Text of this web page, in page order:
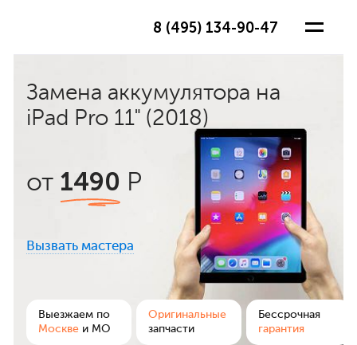
8 (495) 134-90-47
Замена аккумулятора на
iPad Pro 11" (2018)
от 1490 Р
Вызвать мастера
Выезжаем по
Москве и МО
Оригинальные
запчасти
Бессрочная
гарантия